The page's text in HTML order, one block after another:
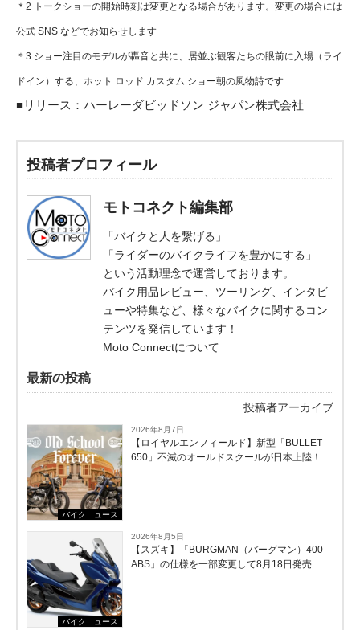
＊2 トークショーの開始時刻は変更となる場合があります。変更の場合には
公式 SNS などでお知らせします
＊3 ショー注目のモデルが轟音と共に、居並ぶ観客たちの眼前に入場（ライ
ドイン）する、ホット ロッド カスタム ショー朝の風物詩です
■リリース： ハーレーダビッドソン ジャパン株式会社
投稿者プロフィール
モトコネクト編集部
「バイクと人を繋げる」
「ライダーのバイクライフを豊かにする」
という活動理念で運営しております。
バイク用品レビュー、ツーリング、インタビ
ューや特集など、様々なバイクに関するコン
テンツを発信しています！
Moto Connectについて
最新の投稿
投稿者アーカイブ
バイクニュース
2026年8月7日
【ロイヤルエンフィールド】新型「BULLET
650」不滅のオールドスクールが⽇本上陸！
バイクニュース
2026年8月5日
【スズキ】「BURGMAN（バーグマン）400
ABS」の仕様を一部変更して8月18日発売